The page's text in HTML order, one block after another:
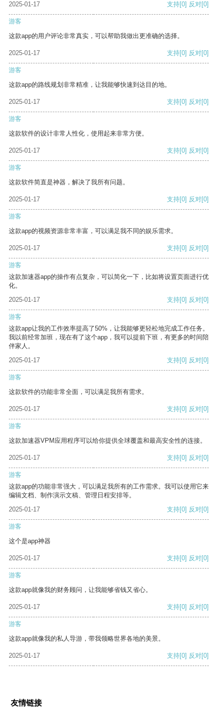
2025-01-17 支持[0] 反对[0]
游客
这款app的用户评论非常真实，可以帮助我做出更准确的选择。
2025-01-17 支持[0] 反对[0]
游客
这款app的路线规划非常精准，让我能够快速到达目的地。
2025-01-17 支持[0] 反对[0]
游客
这款软件的设计非常人性化，使用起来非常方便。
2025-01-17 支持[0] 反对[0]
游客
这款软件简直是神器，解决了我所有问题。
2025-01-17 支持[0] 反对[0]
游客
这款app的视频资源非常丰富，可以满足我不同的娱乐需求。
2025-01-17 支持[0] 反对[0]
游客
这款加速器app的操作有点复杂，可以简化一下，比如将设置页面进行优
化。
2025-01-17
支持[0] 反对[0]
游客
这款app让我的工作效率提高了50%，让我能够更轻松地完成工作任务。
我以前经常加班，现在有了这个app，我可以提前下班，有更多的时间陪
伴家人。
2025-01-17
支持[0] 反对[0]
游客
这款软件的功能非常全面，可以满足我所有需求。
2025-01-17 支持[0] 反对[0]
游客
这款加速器VPM应用程序可以给你提供全球覆盖和最高安全性的连接。
2025-01-17 支持[0] 反对[0]
游客
这款app的功能非常强大，可以满足我所有的工作需求。我可以使用它来
编辑文档、制作演示文稿、管理日程安排等。
2025-01-17
支持[0] 反对[0]
游客
这个是app神器
2025-01-17 支持[0] 反对[0]
游客
这款app就像我的财务顾问，让我能够省钱又省心。
2025-01-17 支持[0] 反对[0]
游客
这款app就像我的私人导游，带我领略世界各地的美景。
2025-01-17 支持[0] 反对[0]
友情链接